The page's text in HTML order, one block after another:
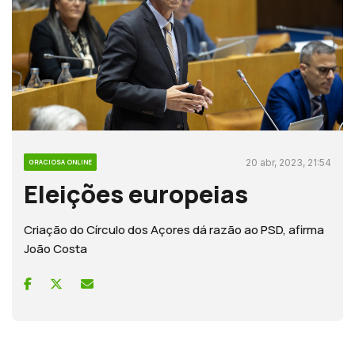
GRACIOSA ONLINE 20 abr, 2023, 21:54
Eleições europeias
Criação do Círculo dos Açores dá razão ao PSD, afirma
João Costa